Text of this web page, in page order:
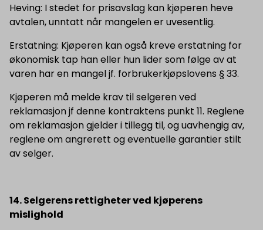
Heving: I stedet for prisavslag kan kjøperen heve
avtalen, unntatt når mangelen er uvesentlig.
Erstatning: Kjøperen kan også kreve erstatning for
økonomisk tap han eller hun lider som følge av at
varen har en mangel jf. forbrukerkjøpslovens § 33.
Kjøperen må melde krav til selgeren ved
reklamasjon jf denne kontraktens punkt 11. Reglene
om reklamasjon gjelder i tillegg til, og uavhengig av,
reglene om angrerett og eventuelle garantier stilt
av selger.
14. Selgerens rettigheter ved kjøperens
mislighold